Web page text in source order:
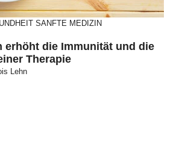
SANFTE MEDIZIN
erhöht die Immunität und die
Therapie
Lehn